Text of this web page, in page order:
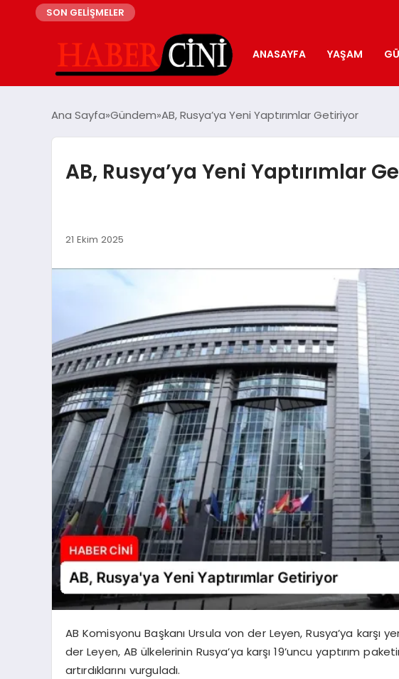
SON GELİŞMELER
ANASAYFA YAŞAM
Ana Sayfa Gündem AB, Rusya’ya Yeni Yaptırımlar Getiriyor
AB, Rusya’ya Yeni Yaptırımlar
21 Ekim 2025
AB Komisyonu Başkanı Ursula von der Leyen, Rusya’ya karşı
der Leyen, AB ülkelerinin Rusya’ya karşı 19’uncu yaptırım
artırdıklarını vurguladı.